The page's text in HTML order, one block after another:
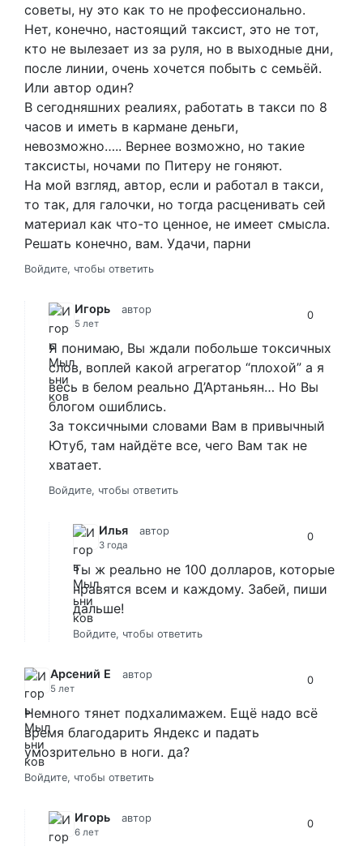
советы, ну это как то не профессионально.
Нет, конечно, настоящий таксист, это не тот,
кто не вылезает из за руля, но в выходные дни,
после линии, очень хочется побыть с семьёй.
Или автор один?
В сегодняшних реалиях, работать в такси по 8
часов и иметь в кармане деньги,
невозможно….. Вернее возможно, но такие
таксисты, ночами по Питеру не гоняют.
На мой взгляд, автор, если и работал в такси,
то так, для галочки, но тогда расценивать сей
материал как что-то ценное, не имеет смысла.
Решать конечно, вам. Удачи, парни
Войдите, чтобы ответить
Игорь автор
5 лет
0
Я понимаю, Вы ждали побольше токсичных
слов, воплей какой агрегатор “плохой” а я
весь в белом реально Д’Артаньян… Но Вы
блогом ошиблись.
За токсичными словами Вам в привычный
Ютуб, там найдёте все, чего Вам так не
хватает.
Войдите, чтобы ответить
Илья автор
3 года
0
Ты ж реально не 100 долларов, которые
нравятся всем и каждому. Забей, пиши
дальше!
Войдите, чтобы ответить
Арсений Е автор
5 лет
0
Немного тянет подхалимажем. Ещё надо всё
время благодарить Яндекс и падать
умозрительно в ноги. да?
Войдите, чтобы ответить
Игорь автор
6 лет
0